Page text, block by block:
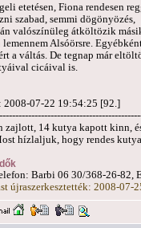
etetésen, Fiona rendesen
szabad, semmi dögönyözés,
valószínüleg átköltözik
lemennem Alsóörsre.
a váltás. De tegnap már
cicáival is.
2008-07-22 19:54:25 [92.]
zajlott, 14 kutya kapott kinn,
hízlaljuk, hogy rendes
Barbi 06 30/368-26-82,
újraszerkesztették: 2008-07-